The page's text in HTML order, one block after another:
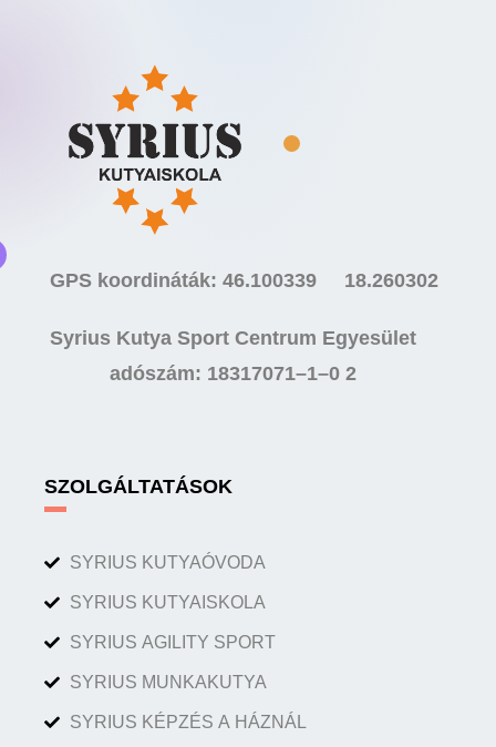
GPS koordináták: 46.100339 18.260302
Syrius Kutya Sport Centrum Egyesület
adószám: 18317071–1–0 2
SZOLGÁLTATÁSOK
SYRIUS KUTYAÓVODA
SYRIUS KUTYAISKOLA
SYRIUS AGILITY SPORT
SYRIUS MUNKAKUTYA
SYRIUS KÉPZÉS A HÁZNÁL